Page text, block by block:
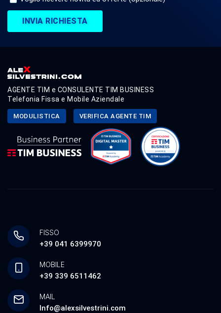
INVIA RICHIESTA
AGENTE TIM e CONSULENTE TIM BUSINESS
Telefonia Fissa e Mobile Aziendale
MODULISTICA VERIFICA AGENTE TIM
FISSO
+39 041 6399970
MOBILE
+39 339 6511462
MAIL
Info@alexsilvestrini.com